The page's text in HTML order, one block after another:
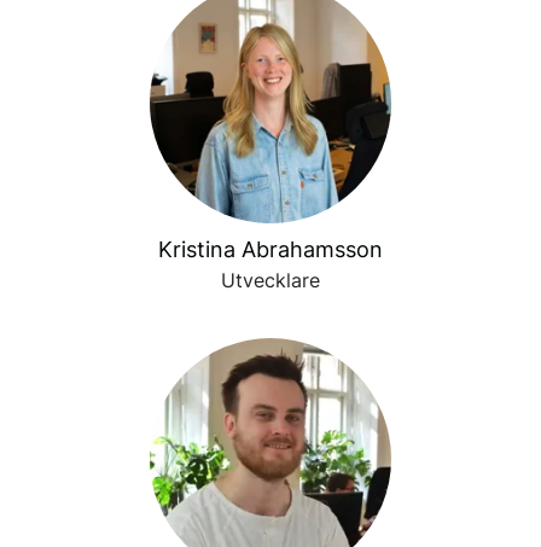
Kristina Abrahamsson
Utvecklare